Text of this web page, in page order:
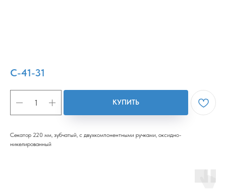
С-41-31
КУПИТЬ
Секатор 220 мм, зубчатый, с двухкомпонентными ручками, оксидно-
никелированный